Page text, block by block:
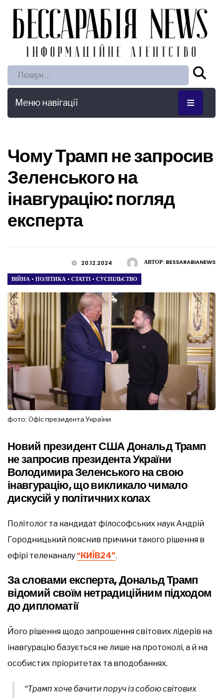
Пошук:
Меню навігації
Чому Трамп не запросив
Зеленського на
інавгурацію: погляд
експерта
АВТОР: BESSARABIANEWS
20.12.2024
ВІЙНА • ПОЛІТИКА • СТАТТІ • СУСПІЛЬСТВО
фото: Офіс президента України
Новий президент США Дональд Трамп
не запросив президента України
Володимира Зеленського на свою
інавгурацію, що викликало чимало
дискусій у політичних колах
Політолог та кандидат філософських наук Андрій
Городницький пояснив причини такого рішення в
ефірі телеканалу “КИЇВ24”.
За словами експерта, Дональд Трамп
відомий своїм нетрадиційним підходом
до дипломатії
Його рішення щодо запрошення світових лідерів на
інавгурацію базується не лише на протоколі, а й на
особистих пріоритетах та вподобаннях.
“Трамп хоче бачити поруч із собою світових